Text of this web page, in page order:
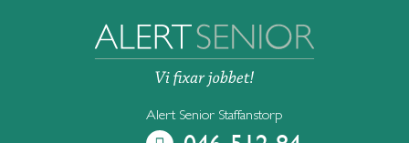
Alert Senior Staffanstorp